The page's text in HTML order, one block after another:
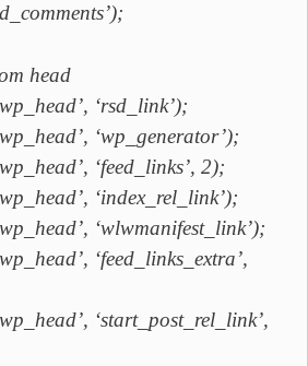
head
‘rsd_link’);
‘wp_generator’);
‘feed_links’, 2);
‘index_rel_link’);
‘wlwmanifest_link’);
‘feed_links_extra’,
‘start_post_rel_link’,